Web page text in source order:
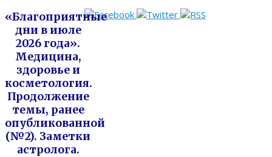
«Благоприятные
дни в июле
2026 года».
Медицина,
здоровье и
косметология.
Продолжение
темы, ранее
опубликованной
(№2). Заметки
астролога.